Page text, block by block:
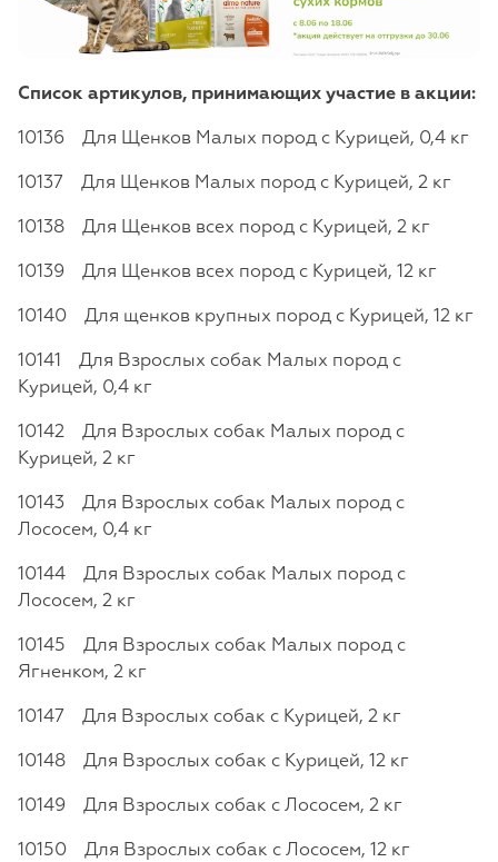
Список артикулов, принимающих участие в акции:
10136 Для Щенков Малых пород с Курицей, 0,4 кг
10137 Для Щенков Малых пород с Курицей, 2 кг
10138 Для Щенков всех пород с Курицей, 2 кг
10139 Для Щенков всех пород с Курицей, 12 кг
10140 Для щенков крупных пород с Курицей, 12 кг
10141 Для Взрослых собак Малых пород с
Курицей, 0,4 кг
10142 Для Взрослых собак Малых пород с
Курицей, 2 кг
10143 Для Взрослых собак Малых пород с
Лососем, 0,4 кг
10144 Для Взрослых собак Малых пород с
Лососем, 2 кг
10145 Для Взрослых собак Малых пород с
Ягненком, 2 кг
10147 Для Взрослых собак с Курицей, 2 кг
10148 Для Взрослых собак с Курицей, 12 кг
10149 Для Взрослых собак с Лососем, 2 кг
10150 Для Взрослых собак с Лососем, 12 кг